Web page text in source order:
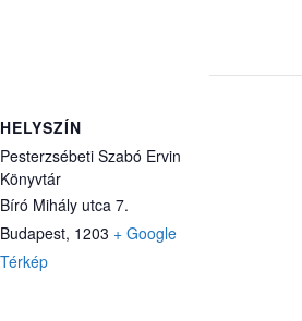
HELYSZÍN
Pesterzsébeti Szabó Ervin
Könyvtár
Bíró Mihály utca 7.
Budapest, 1203 + Google
Térkép